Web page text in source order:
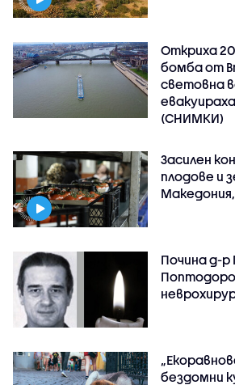
Откриха
бомба от
световна
(СНИМКИ)
Засилен
плодове и
Македония,
Почина д-р
бездомни